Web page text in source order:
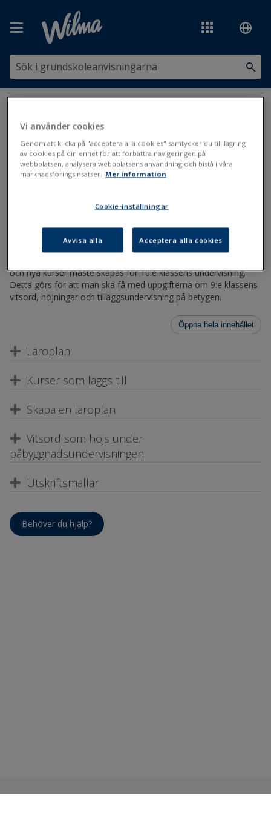
Påbyggnadsundervisningens (10:e klassens) läroplan
Påbyggnadsundervisningens
(10:e klassens) läroplan
Påbyggnadsundervisning
Päivitetty viimeksi: 16.11.2020
och nya kurser måste skapas för 10:e klassens undervisning.
Detta görs för att man ska få med uppgifterna om 9:e klassens
vitsord, höjningar och tilläggsundervisning på betygen.
Öppna hela innehållet
Läroplan
Kurser som läggs till
Skapa en läroplan
Vitsord som höjs under
påbyggnadsundervisningen
Utskriftsmallar
Behöver du hjälp?
Vi använder cookies
Genom att klicka på "acceptera alla cookies" samtycker du till lagring
av cookies på din enhet för att förbättra navigeringen på
webbplatsen, analysera webbplatsens användning och bistå i våra
marknadsföringsinsatser. Mer information
Cookie-inställningar
Avvisa alla Acceptera alla cookies